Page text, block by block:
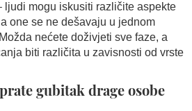
ljudi mogu iskusiti različite aspekte
one se ne dešavaju u jednom
nećete doživjeti sve faze, a
biti različita u zavisnosti od vrste
gubitak drage osobe